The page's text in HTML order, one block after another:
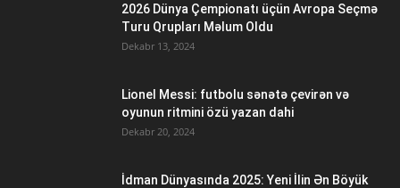
2026 Dünya Çempionatı üçün Avropa Seçmə
Turu Qrupları Məlum Oldu
Dekabr 13, 2024
Lionel Messi: futbolu sənətə çevirən və
oyunun ritmini özü yazan dahi
Dekabr 20, 2024
İdman Dünyasında 2025: Yeni İlin Ən Böyük